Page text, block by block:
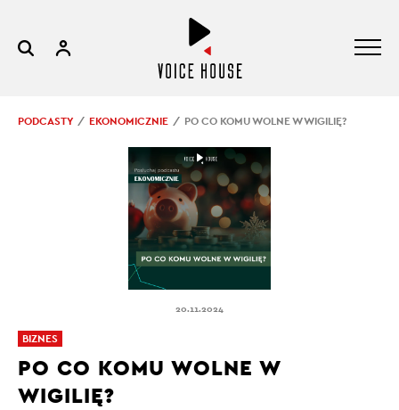
PODCASTY EKONOMICZNIE PO CO KOMU WOLNE W WIGILIĘ?
20.11.2024
PO CO KOMU WOLNE W
WIGILIĘ?
BIZNES